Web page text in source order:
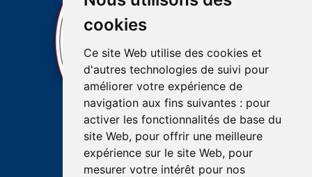
cookies
Ce site Web utilise des cookies et
d'autres technologies de suivi pour
améliorer votre expérience de
navigation aux fins suivantes : pour
activer les fonctionnalités de base du
site Web, pour offrir une meilleure
expérience sur le site Web, pour
mesurer votre intérêt pour nos